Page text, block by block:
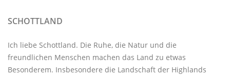
SCHOTTLAND
Ich liebe Schottland. Die Ruhe, die Natur und die
freundlichen Menschen machen das Land zu etwas
Besonderem. Insbesondere die Landschaft der Highlands